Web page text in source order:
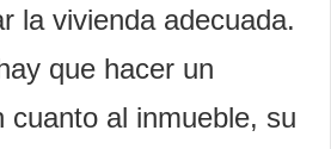
la vivienda adecuada.
que hacer un
cuanto al inmueble, su